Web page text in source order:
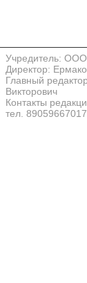
Учредитель:
Директор:
Главный
Викторович
Контакты
тел. 89059667017